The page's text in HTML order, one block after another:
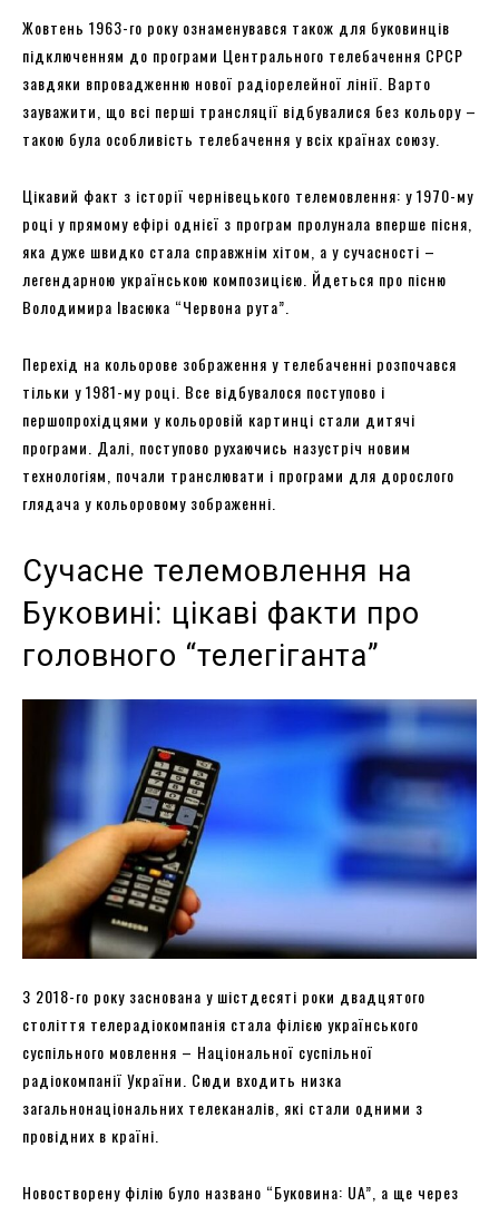
Жовтень 1963-го року ознаменувався також для буковинців
підключенням до програми Центрального телебачення СРСР
завдяки впровадженню нової радіорелейної лінії. Варто
зауважити, що всі перші трансляції відбувалися без кольору –
такою була особливість телебачення у всіх країнах союзу.
Цікавий факт з історії чернівецького телемовлення: у 1970-му
році у прямому ефірі однієї з програм пролунала вперше пісня,
яка дуже швидко стала справжнім хітом, а у сучасності –
легендарною українською композицією. Йдеться про пісню
Володимира Івасюка “Червона рута”.
Перехід на кольорове зображення у телебаченні розпочався
тільки у 1981-му році. Все відбувалося поступово і
першопрохідцями у кольоровій картинці стали дитячі
програми. Далі, поступово рухаючись назустріч новим
технологіям, почали транслювати і програми для дорослого
глядача у кольоровому зображенні.
Сучасне телемовлення на
Буковині: цікаві факти про
головного “телегіганта”
З 2018-го року заснована у шістдесяті роки двадцятого
століття телерадіокомпанія стала філією українського
суспільного мовлення – Національної суспільної
радіокомпанії України. Сюди входить низка
загальнонаціональних телеканалів, які стали одними з
провідних в країні.
Новостворену філію було названо “Буковина: UA”, а ще через